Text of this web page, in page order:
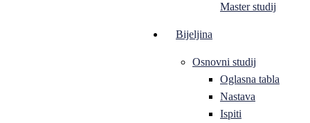
Master studij
Bijeljina
Osnovni studij
Oglasna tabla
Nastava
Ispiti